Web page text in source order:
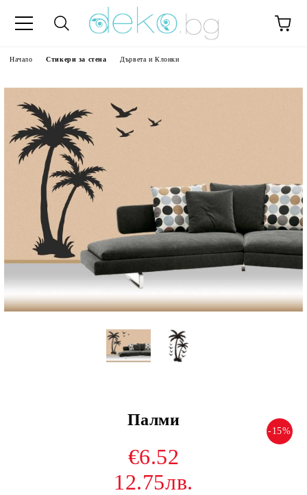
Начало Стикери за стена Дървета и Клонки
Палми
-15%
€6.52
12.75лв.